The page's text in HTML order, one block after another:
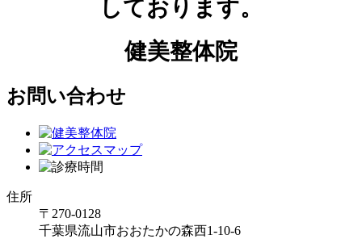
しております。
健美整体院
お問い合わせ
住所
〒270-0128
千葉県流山市おおたかの森西1-10-6